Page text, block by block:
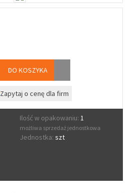
DO KOSZYKA
Zapytaj o cenę dla firm
Ilość w opakowaniu: 1
możliwa sprzedaż jednostkowa
Jednostka: szt